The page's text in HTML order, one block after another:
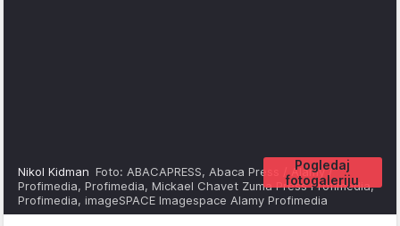
Pogledaj
fotogaleriju
Nikol Kidman Foto: ABACAPRESS, Abaca Press / Alamy /
Profimedia, Profimedia, Mickael Chavet Zuma Press Profimedia,
Profimedia, imageSPACE Imagespace Alamy Profimedia